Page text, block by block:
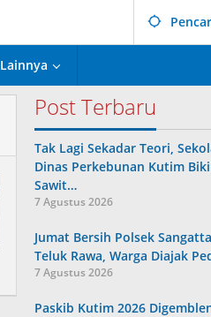
Lainnya
Post Terbaru
Tak Lagi Sekadar Teori,
Dinas Perkebunan Kutim
Sawit…
7 Agustus 2026
Jumat Bersih Polsek
Teluk Rawa, Warga Diajak
7 Agustus 2026
Paskib Kutim 2026